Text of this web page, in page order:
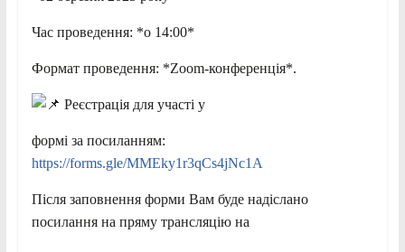
Час проведення: *о 14:00*
Формат проведення: *Zoom-конференція*.
Реєстрація для участі у
формі за посиланням:
https://forms.gle/MMEky1r3qCs4jNc1A
Після заповнення форми Вам буде надіслано
посилання на пряму трансляцію на